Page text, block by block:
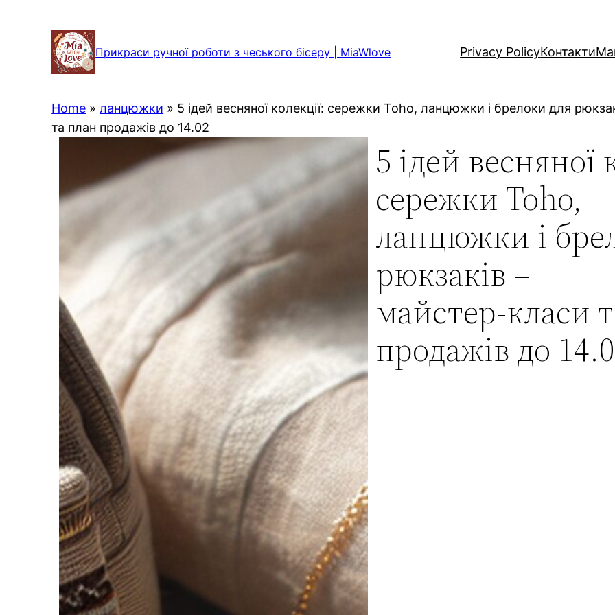
Прикраси ручної роботи з чеського бісеру | MiaWlove Privacy PolicyКонтакти
Home »ланцюжки » 5 ідей весняної колекції: сережки Toho, ланцюжки і брелоки для
та план продажів до 14.02
5 ідей весняної
сережки Toho,
ланцюжки і
рюкзаків –
майстер‑класи
продажів до